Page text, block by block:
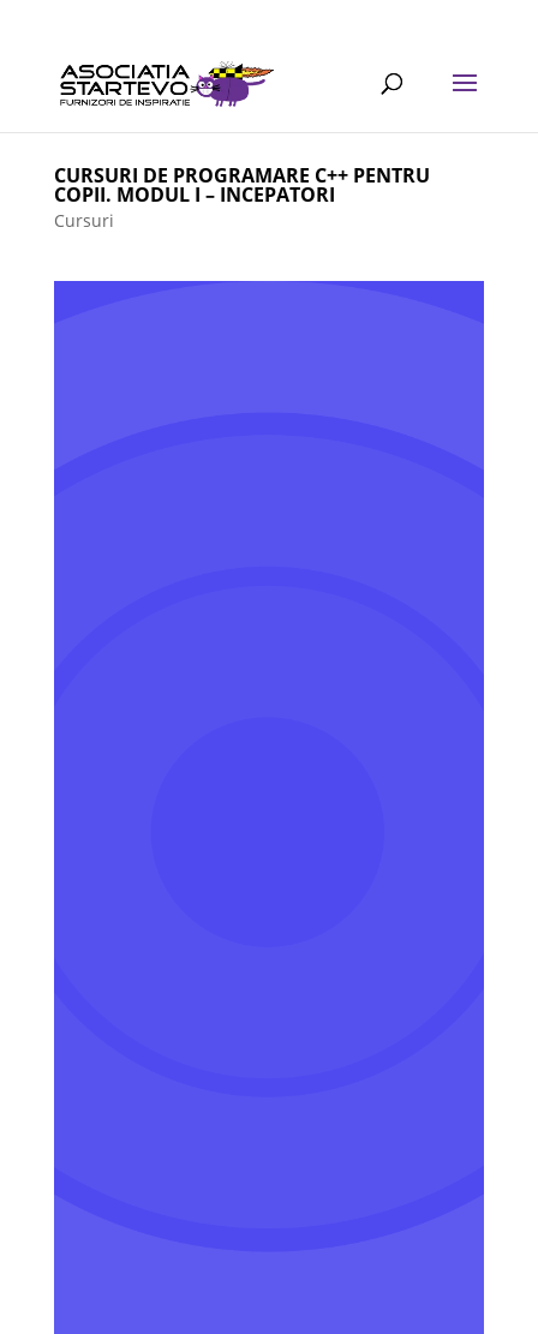
CURSURI DE PROGRAMARE C++ PENTRU
COPII. MODUL I – INCEPATORI
Cursuri